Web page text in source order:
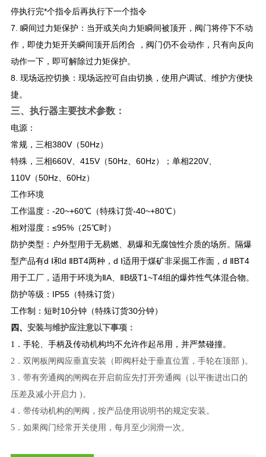
停执行完*个指令后再执行下一个指令
7. 瞬间过力矩保护：当开或关向力矩瞬间被顶开，阀门将停下不动
作，即使力矩开关瞬间顶开后闭合 ，阀门仍不会动作，只有向反向
动作一下，即可解除过力矩保护。
8. 现场远控切换：现场远控可自由切换，使用户调试、维护方便快
捷。
三、执行器主要技术参数：
电源：
常规，三相380V（50Hz）
特殊，三相660V、415V（50Hz、60Hz）；单相220V、
110V（50Hz、60Hz）
工作环境
工作温度：-20~+60℃（特殊订货-40~+80℃）
相对湿度：≤95%（25℃时）
防护类型：户外型用于无易燃、易爆和无腐蚀性介质的场所。隔爆
型产品有d Ⅰ和d ⅡBT4两种，d Ⅰ适用于煤矿非采掘工作面，d ⅡBT4
用于工厂，适用于环境为ⅡA、ⅡB级T1~T4组的爆炸性气体混合物。
防护等级：IP55（特殊订货）
工作制：短时10分钟（特殊订货30分钟）
四、 安装与维护应注意以下事项：
1．手轮、手柄及传动机构均不允许作起吊用，并严禁碰撞。
2．双闸板闸阀应垂直安装（即阀杆处于垂直位置，手轮在顶部 )。
3．带有旁通阀的闸阀在开启前应先打开旁通阀（以平衡进出口的
压差及减小开启力 )。
4．带传动机构的闸阀，按产品使用说明书的规定安装。
5．如果阀门经常开关使用，每月至少润滑一次。